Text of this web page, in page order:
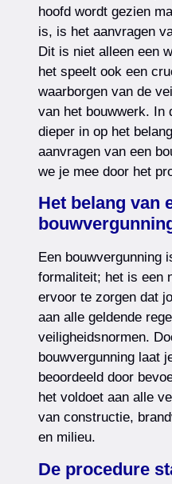
hoofd wordt gezien
is, is het aanvragen
Dit is niet alleen een
het speelt ook een
waarborgen van de
van het bouwwerk. In
dieper in op het
aanvragen van een
we je mee door het
Het belang van
Een bouwvergunning
formaliteit; het is een
ervoor te zorgen dat
aan alle geldende
veiligheidsnormen.
bouwvergunning laat
beoordeeld door
het voldoet aan alle
van constructie,
en milieu.
De procedure